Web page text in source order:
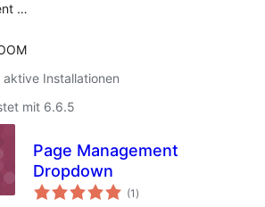
…
Installationen
mit 6.6.5
Page Management
Dropdown
(1 Bewertungen
insgesamt
)